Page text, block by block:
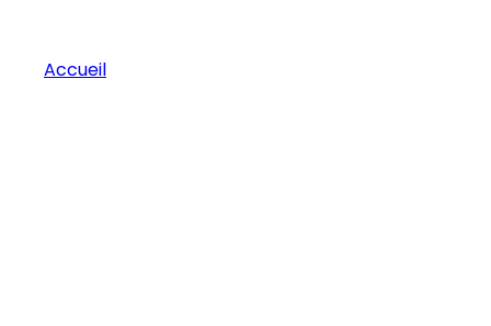
Accueil